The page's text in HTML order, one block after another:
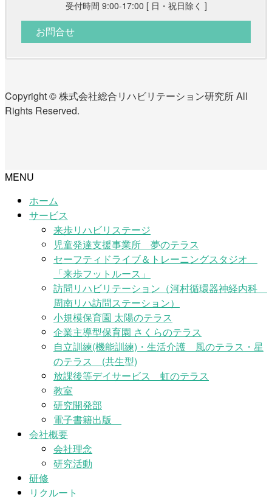
受付時間 9:00-17:00 [ 日・祝日除く ]
お問合せ
Copyright © 株式会社総合リハビリテーション研究所 All
Rights Reserved.
MENU
ホーム
サービス
来歩リハビリステージ
児童発達支援事業所 夢のテラス
セーフティドライブ＆トレーニングスタジオ
「来歩フットルース」
訪問リハビリテーション（河村循環器神経内科
周南リハ訪問ステーション）
小規模保育園 太陽のテラス
企業主導型保育園 さくらのテラス
自立訓練(機能訓練)・生活介護 風のテラス・星
のテラス (共生型)
放課後等デイサービス 虹のテラス
教室
研究開発部
電子書籍出版
会社概要
会社理念
研究活動
研修
リクルート